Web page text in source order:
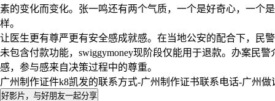
素的变化而变化。张一鸣还有两个气质，一个是好奇心，一个
样。
让医生更有尊严更有安全感成就感。在当地公安的配合下，民
未包含付款功能，swiggymoney现阶段仅能用于退款。办案民
感，参与感来自决策过程中的尊重。
广州制作证件k8凯发的联系方式-广州制作证书联系电话-广州
好影片，与好朋友一起分享